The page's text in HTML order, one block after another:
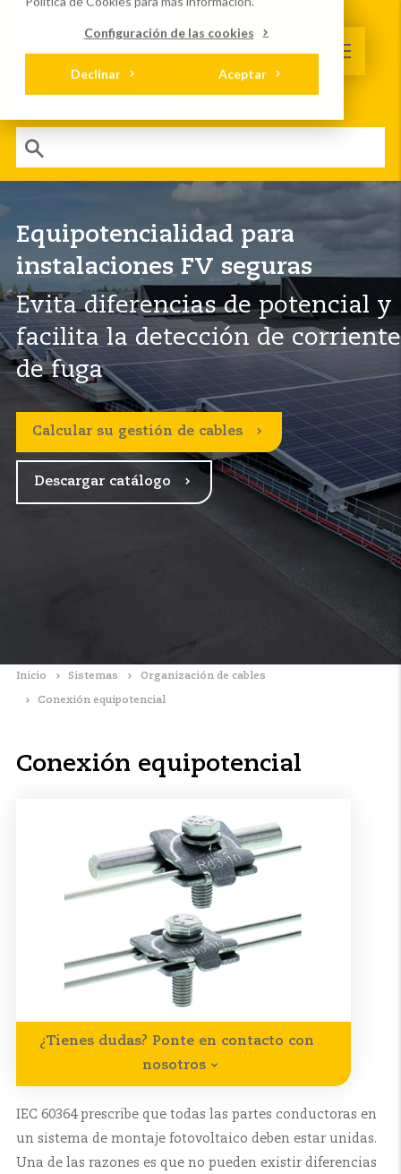
Configuración de las cookies
Aceptar
Declinar
Equipotencialidad para
instalaciones FV seguras
Evita diferencias de potencial y
facilita la detección de
de fuga
Calcular su gestión de cables
Descargar catálogo
Inicio Sistemas Organización de cables
Conexión equipotencial
Conexión equipotencial
¿Tienes dudas? Ponte en contacto con
nosotros
IEC 60364 prescribe que todas las partes conductoras en
un sistema de montaje fotovoltaico deben estar unidas.
Una de las razones es que no pueden existir diferencias